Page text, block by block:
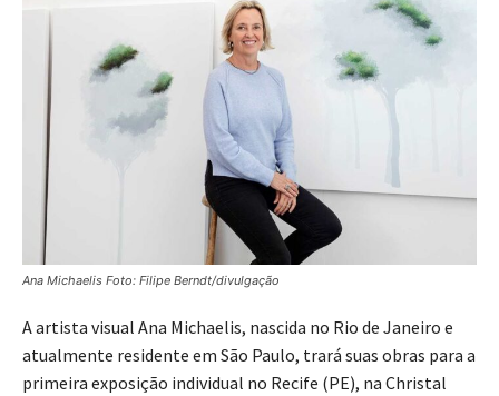
Ana Michaelis Foto: Filipe Berndt/divulgação
A artista visual Ana Michaelis, nascida no Rio de Janeiro e
atualmente residente em São Paulo, trará suas obras para a
primeira exposição individual no Recife (PE), na Christal